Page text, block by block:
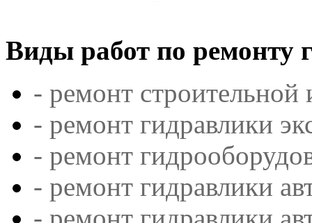
Виды работ по ремонту
- ремонт
- ремонт гидравлики
- ремонт
- ремонт гидравлики